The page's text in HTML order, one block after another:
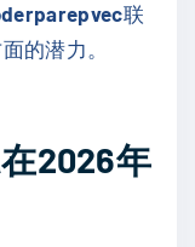
联
的潜力。
2026年